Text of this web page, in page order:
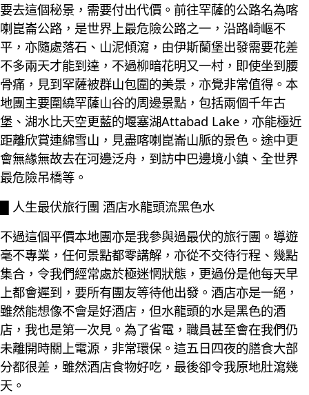
要去這個秘景，需要付出代價。前往罕薩的公路名為喀
喇崑崙公路，是世界上最危險公路之一，沿路崎嶇不
平，亦隨處落石、山泥傾瀉，由伊斯蘭堡出發需要花差
不多兩天才能到達，不過柳暗花明又一村，即使坐到腰
骨痛，見到罕薩被群山包圍的美景，亦覺非常值得。本
地團主要圍繞罕薩山谷的周邊景點，包括兩個千年古
堡、湖水比天空更藍的堰塞湖Attabad Lake，亦能極近
距離欣賞連綿雪山，見盡喀喇崑崙山脈的景色。途中更
會無緣無故去在河邊泛舟，到訪中巴邊境小鎮、全世界
最危險吊橋等。
█ 人生最伏旅行團 酒店水龍頭流黑色水
不過這個平價本地團亦是我參與過最伏的旅行團。導遊
毫不專業，任何景點都零講解，亦從不交待行程、幾點
集合，令我們經常處於極迷惘狀態，更過份是他每天早
上都會遲到，要所有團友等待他出發。酒店亦是一絕，
雖然能想像不會是好酒店，但水龍頭的水是黑色的酒
店，我也是第一次見。為了省電，職員甚至會在我們仍
未離開時關上電源，非常環保。這五日四夜的膳食大部
分都很差，雖然酒店食物好吃，最後卻令我原地肚瀉幾
天。